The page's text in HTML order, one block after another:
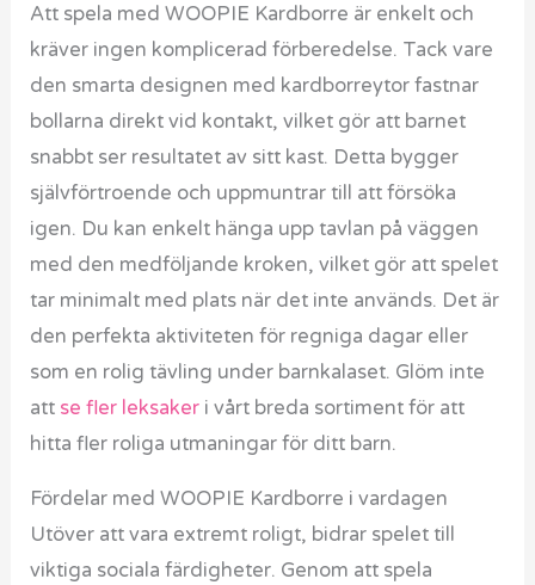
Att spela med WOOPIE Kardborre är enkelt och
kräver ingen komplicerad förberedelse. Tack vare
den smarta designen med kardborreytor fastnar
bollarna direkt vid kontakt, vilket gör att barnet
snabbt ser resultatet av sitt kast. Detta bygger
självförtroende och uppmuntrar till att försöka
igen. Du kan enkelt hänga upp tavlan på väggen
med den medföljande kroken, vilket gör att spelet
tar minimalt med plats när det inte används. Det är
den perfekta aktiviteten för regniga dagar eller
som en rolig tävling under barnkalaset. Glöm inte
att se fler leksaker i vårt breda sortiment för att
hitta fler roliga utmaningar för ditt barn.
Fördelar med WOOPIE Kardborre i vardagen
Utöver att vara extremt roligt, bidrar spelet till
viktiga sociala färdigheter. Genom att spela